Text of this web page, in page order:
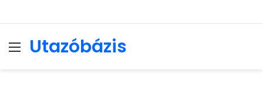
MenuUtazóbázis